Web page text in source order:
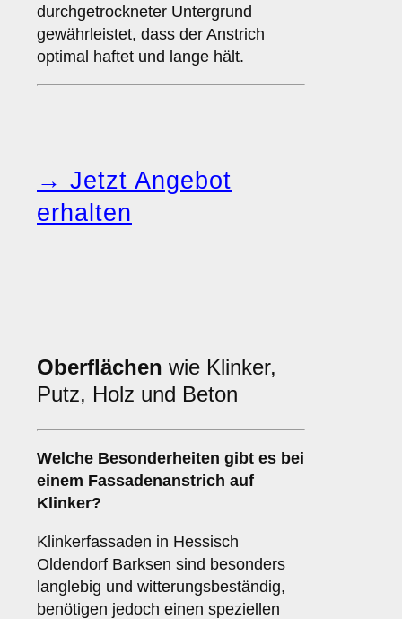
durchgetrockneter Untergrund
gewährleistet, dass der Anstrich
optimal haftet und lange hält.
→ Jetzt Angebot
erhalten
Oberflächen wie Klinker,
Putz, Holz und Beton
Welche Besonderheiten gibt es bei
einem Fassadenanstrich auf
Klinker?
Klinkerfassaden in Hessisch
Oldendorf Barksen sind besonders
langlebig und witterungsbeständig,
benötigen jedoch einen speziellen